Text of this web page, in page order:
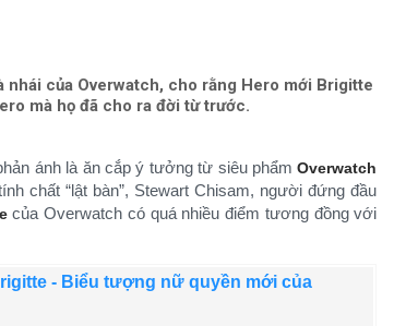
của Overwatch, cho rằng Hero mới Brigitte
mà họ đã cho ra đời từ trước.
ánh là ăn cắp ý tưởng từ siêu phẩmOverwatch
chất “lật bàn”, Stewart Chisam, người đứng đầu
của Overwatch có quá nhiều điểm tương đồng với
- Biểu tượng nữ quyền mới của